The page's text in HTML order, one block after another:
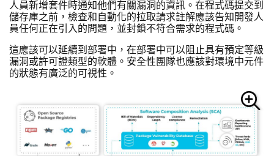
人員新增套件時通知他們有關漏洞的資訊。在程式碼提交到
儲存庫之前，檢查和自動化的拉取請求註解應該告知開發人
員任何正在引入的問題，並封鎖不符合需求的程式碼。
這應該可以延續到部署中，在部署中可以阻止具有預定等級
漏洞或許可證類型的軟體。安全性團隊也應該對環境中元件
的狀態有廣泛的可視性。